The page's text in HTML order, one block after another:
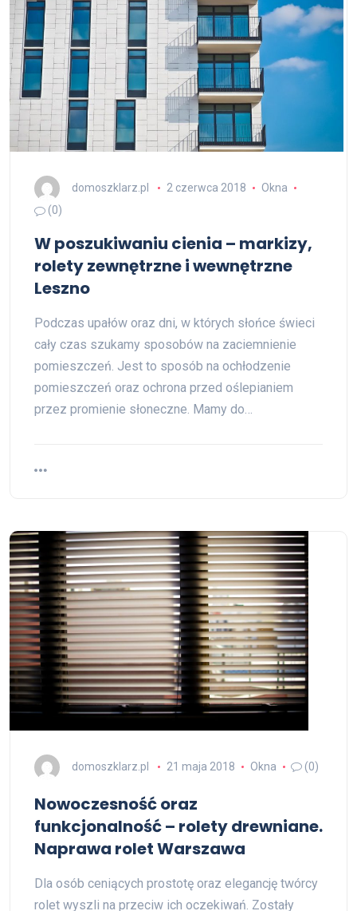
domoszklarz.pl 2 czerwca 2018
Okna
(0)
W poszukiwaniu cienia – markizy,
rolety zewnętrzne i wewnętrzne
Leszno
Podczas upałów oraz dni, w których słońce świeci
cały czas szukamy sposobów na zaciemnienie
pomieszczeń. Jest to sposób na ochłodzenie
pomieszczeń oraz ochrona przed oślepianiem
przez promienie słoneczne. Mamy do…
domoszklarz.pl 21 maja 2018 Okna (0)
Nowoczesność oraz
funkcjonalność – rolety drewniane.
Naprawa rolet Warszawa
Dla osób ceniących prostotę oraz elegancję twórcy
rolet wyszli na przeciw ich oczekiwań. Zostały